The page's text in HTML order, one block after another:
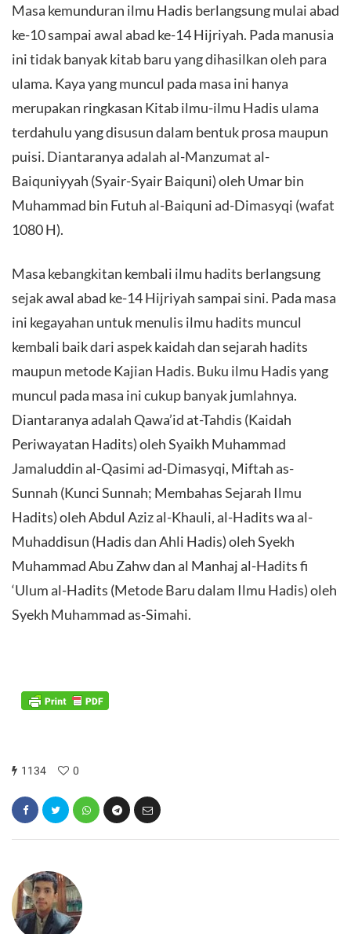
Masa kemunduran ilmu Hadis berlangsung mulai abad
ke-10 sampai awal abad ke-14 Hijriyah. Pada manusia
ini tidak banyak kitab baru yang dihasilkan oleh para
ulama. Kaya yang muncul pada masa ini hanya
merupakan ringkasan Kitab ilmu-ilmu Hadis ulama
terdahulu yang disusun dalam bentuk prosa maupun
puisi. Diantaranya adalah al-Manzumat al-
Baiquniyyah (Syair-Syair Baiquni) oleh Umar bin
Muhammad bin Futuh al-Baiquni ad-Dimasyqi (wafat
1080 H).
Masa kebangkitan kembali ilmu hadits berlangsung
sejak awal abad ke-14 Hijriyah sampai sini. Pada masa
ini kegayahan untuk menulis ilmu hadits muncul
kembali baik dari aspek kaidah dan sejarah hadits
maupun metode Kajian Hadis. Buku ilmu Hadis yang
muncul pada masa ini cukup banyak jumlahnya.
Diantaranya adalah Qawa’id at-Tahdis (Kaidah
Periwayatan Hadits) oleh Syaikh Muhammad
Jamaluddin al-Qasimi ad-Dimasyqi, Miftah as-
Sunnah (Kunci Sunnah; Membahas Sejarah Ilmu
Hadits) oleh Abdul Aziz al-Khauli, al-Hadits wa al-
Muhaddisun (Hadis dan Ahli Hadis) oleh Syekh
Muhammad Abu Zahw dan al Manhaj al-Hadits fi
‘Ulum al-Hadits (Metode Baru dalam Ilmu Hadis) oleh
Syekh Muhammad as-Simahi.
1134 0